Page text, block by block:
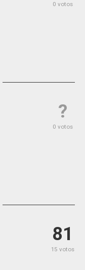
0 votos
?
0 votos
81
15 votos